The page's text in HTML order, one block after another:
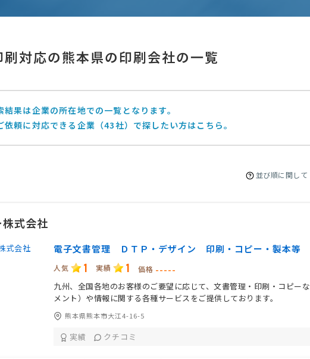
対応の熊本県の印刷会社の一覧
結果は企業の所在地での一覧となります。
依頼に対応できる企業（43社）で探したい方はこちら。
並び順に関して
式会社
電子文書管理 ＤＴＰ・デザイン 印刷・コピー・製本等
人気 1 実績 1 価格 -----
九州、全国各地のお客様のご要望に応じて、文書管理・印刷・コピー
メント）や情報に関する各種サービスをご提供しております。
熊本県熊本市大江4-16-5
実績 クチコミ